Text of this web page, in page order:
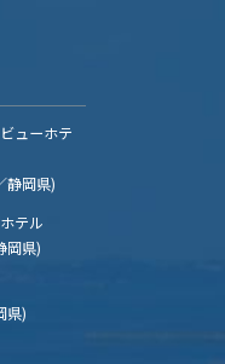
ューホテ
静岡県)
テル
岡県)
県)